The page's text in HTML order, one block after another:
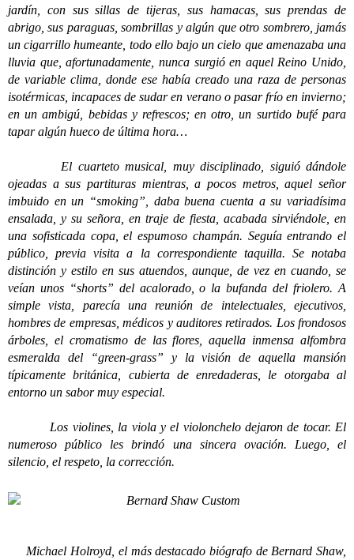
jardín, con sus sillas de tijeras, sus hamacas, sus prendas de
abrigo, sus paraguas, sombrillas y algún que otro sombrero, jamás
un cigarrillo humeante, todo ello bajo un cielo que amenazaba una
lluvia que, afortunadamente, nunca surgió en aquel Reino Unido,
de variable clima, donde ese había creado una raza de personas
isotérmicas, incapaces de sudar en verano o pasar frío en invierno;
en un ambigú, bebidas y refrescos; en otro, un surtido bufé para
tapar algún hueco de última hora…
El cuarteto musical, muy disciplinado, siguió dándole
ojeadas a sus partituras mientras, a pocos metros, aquel señor
imbuido en un “smoking”, daba buena cuenta a su variadísima
ensalada, y su señora, en traje de fiesta, acabada sirviéndole, en
una sofisticada copa, el espumoso champán. Seguía entrando el
público, previa visita a la correspondiente taquilla. Se notaba
distinción y estilo en sus atuendos, aunque, de vez en cuando, se
veían unos “shorts” del acalorado, o la bufanda del friolero. A
simple vista, parecía una reunión de intelectuales, ejecutivos,
hombres de empresas, médicos y auditores retirados. Los frondosos
árboles, el cromatismo de las flores, aquella inmensa alfombra
esmeralda del “green-grass” y la visión de aquella mansión
típicamente británica, cubierta de enredaderas, le otorgaba al
entorno un sabor muy especial.
Los violines, la viola y el violonchelo dejaron de tocar. El
numeroso público les brindó una sincera ovación. Luego, el
silencio, el respeto, la corrección.
Michael Holroyd, el más destacado biógrafo de Bernard Shaw,